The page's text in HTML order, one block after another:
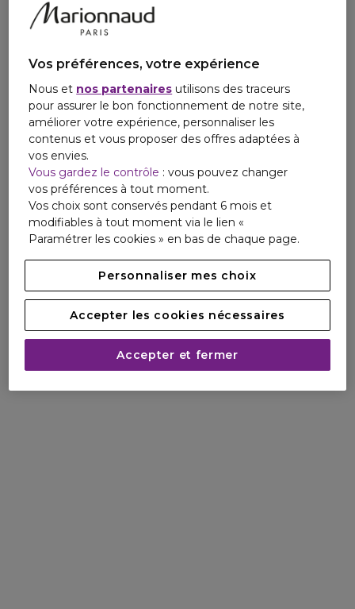
Vos préférences, votre expérience
Nous et nos partenaires utilisons des traceurs
pour assurer le bon fonctionnement de notre site,
améliorer votre expérience, personnaliser les
contenus et vous proposer des offres adaptées à
vos envies.
Vous gardez le contrôle : vous pouvez changer
vos préférences à tout moment.
Vos choix sont conservés pendant 6 mois et
modifiables à tout moment via le lien «
Paramétrer les cookies » en bas de chaque page.
Personnaliser mes choix
Accepter les cookies nécessaires
Accepter et fermer